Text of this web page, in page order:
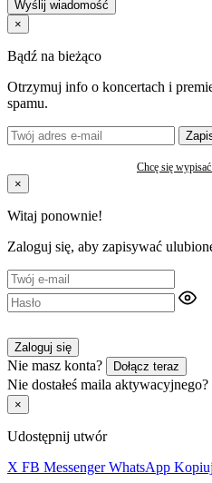
Wyślij wiadomość
×
Bądź na bieżąco
Otrzymuj info o koncertach i
spamu.
Chcę się
×
Witaj ponownie!
Zaloguj się, aby zapisywać
Zaloguj się
Nie masz konta? Dołącz teraz
Nie dostałeś maila aktywacyjnego?
×
Udostępnij utwór
X FB Messenger WhatsApp Kopiuj